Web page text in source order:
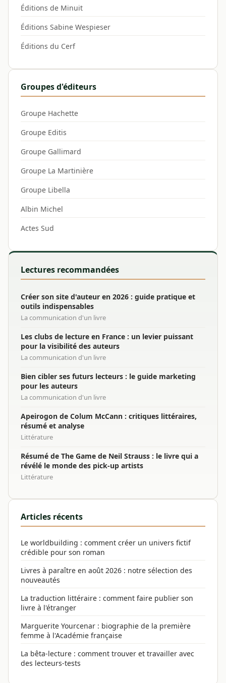
Éditions de Minuit
Éditions Sabine Wespieser
Éditions du Cerf
Groupes d'éditeurs
Groupe Hachette
Groupe Editis
Groupe Gallimard
Groupe La Martinière
Groupe Libella
Albin Michel
Actes Sud
Lectures recommandées
Créer son site d'auteur en 2026 : guide pratique et
outils indispensables
La communication d'un livre
Les clubs de lecture en France : un levier puissant
pour la visibilité des auteurs
La communication d'un livre
Bien cibler ses futurs lecteurs : le guide marketing
pour les auteurs
La communication d'un livre
Apeirogon de Colum McCann : critiques littéraires,
résumé et analyse
Littérature
Résumé de The Game de Neil Strauss : le livre qui a
révélé le monde des pick-up artists
Littérature
Articles récents
Le worldbuilding : comment créer un univers fictif
crédible pour son roman
Livres à paraître en août 2026 : notre sélection des
nouveautés
La traduction littéraire : comment faire publier son
livre à l'étranger
Marguerite Yourcenar : biographie de la première
femme à l'Académie française
La bêta-lecture : comment trouver et travailler avec
des lecteurs-tests